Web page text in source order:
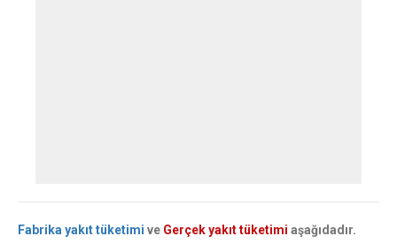
Fabrika yakıt tüketimi ve Gerçek yakıt tüketimi aşağıdadır.